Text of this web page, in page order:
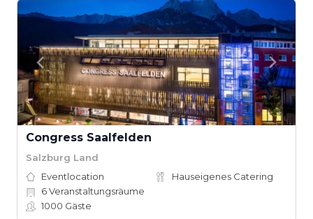
Congress Saalfelden
Salzburg Land
Eventlocation
Hauseigenes Catering
6Veranstaltungsräume
1000 Gäste